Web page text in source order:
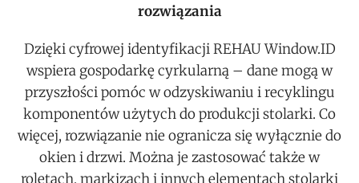
rozwiązania
Dzięki cyfrowej identyfikacji REHAU Window.ID
wspiera gospodarkę cyrkularną – dane mogą w
przyszłości pomóc w odzyskiwaniu i recyklingu
komponentów użytych do produkcji stolarki. Co
więcej, rozwiązanie nie ogranicza się wyłącznie do
okien i drzwi. Można je zastosować także w
roletach, markizach i innych elementach stolarki